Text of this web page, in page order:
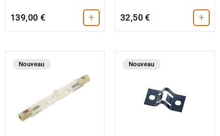
139,00 € + 32,50 € +
Nouveau Nouveau